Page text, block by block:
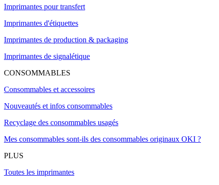
Imprimantes pour transfert
Imprimantes d'étiquettes
Imprimantes de production & packaging
Imprimantes de signalétique
CONSOMMABLES
Consommables et accessoires
Nouveautés et infos consommables
Recyclage des consommables usagés
Mes consommables sont-ils des consommables originaux OKI ?
PLUS
Toutes les imprimantes